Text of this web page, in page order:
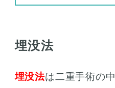
埋没法
埋没法は二重手術の